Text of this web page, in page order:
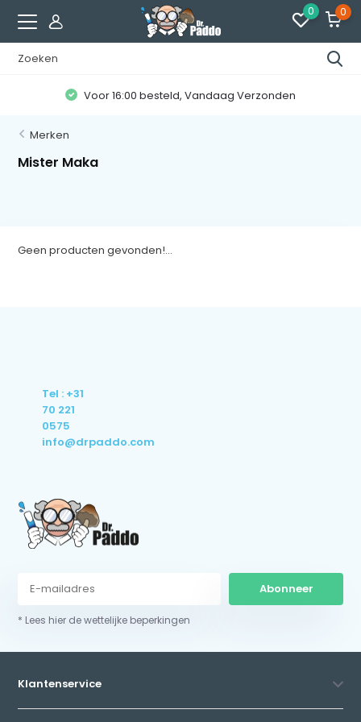
0 0
Voor 16:00 besteld, Vandaag Verzonden
Merken
Mister Maka
Geen producten gevonden!...
Tel : +31
70 221
0575
info@drpaddo.com
Abonneer
* Lees hier de wettelijke beperkingen
Klantenservice